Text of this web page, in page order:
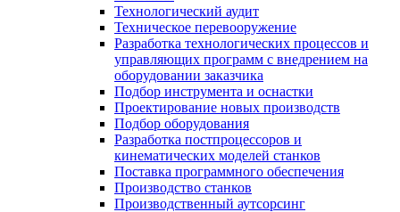
Технологический аудит
Техническое перевооружение
Разработка технологических процессов и
управляющих программ с внедрением на
оборудовании заказчика
Подбор инструмента и оснастки
Проектирование новых производств
Подбор оборудования
Разработка постпроцессоров и
кинематических моделей станков
Поставка программного обеспечения
Производство станков
Производственный аутсорсинг